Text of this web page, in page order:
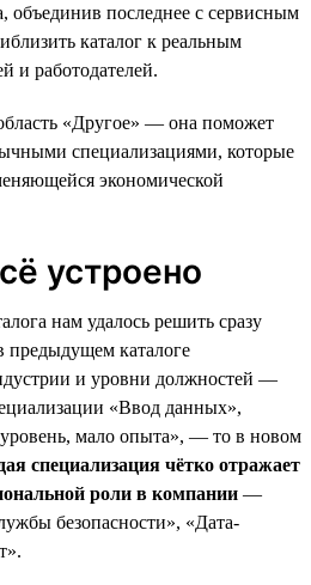
объединив последнее с сервисным
каталог к реальным
и работодателей.
«Другое» — она поможет
специализациями, которые
экономической
устроено
нам удалось решить сразу
предыдущем каталоге
и уровни должностей —
«Ввод данных»,
мало опыта», — то в новом
специализация чётко отражает
роли в компании —
безопасности», «Дата-